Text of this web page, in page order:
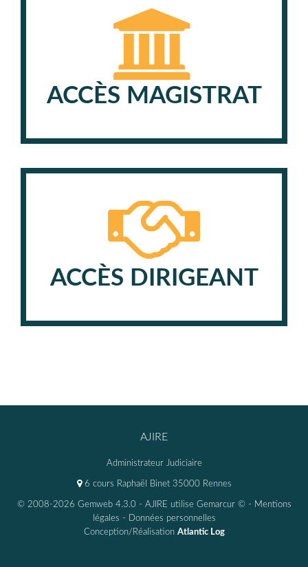
ACCÈS MAGISTRAT
ACCÈS DIRIGEANT
AJIRE
Administrateur Judiciaire
6 cours Raphaël Binet 35000 Rennes
© 2008-2026 Gemweb 4.3.0 - AJIRE utilise Gemarcur © - Mentions
légales - Données personnelles
Conception/Réalisation Atlantic Log